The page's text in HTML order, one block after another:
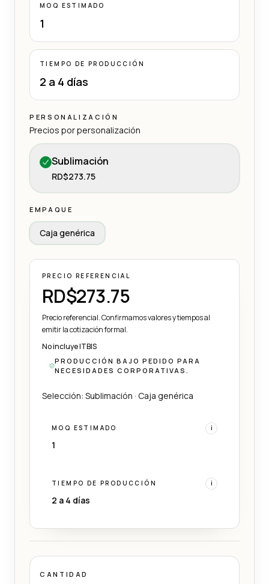
MOQ ESTIMADO
1
TIEMPO DE PRODUCCIÓN
2 a 4 días
PERSONALIZACIÓN
Precios por personalización
Sublimación
RD$273.75
EMPAQUE
Caja genérica
PRECIO REFERENCIAL
RD$273.75
Precio referencial. Confirmamos valores y tiempos al
emitir la cotización formal.
No incluye ITBIS
PRODUCCIÓN BAJO PEDIDO PARA
NECESIDADES CORPORATIVAS.
Selección: Sublimación · Caja genérica
MOQ ESTIMADO i
1
TIEMPO DE PRODUCCIÓN i
2 a 4 días
CANTIDAD